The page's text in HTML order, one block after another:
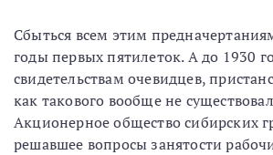
Сбыться всем этим
годы первых пятилеток. А до 1930
свидетельствам очевидцев,
как такового вообще не
Акционерное общество сибирских
решавшее вопросы занятости